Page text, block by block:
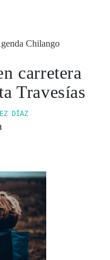
Chilango
carretera
Travesías
DÍAZ